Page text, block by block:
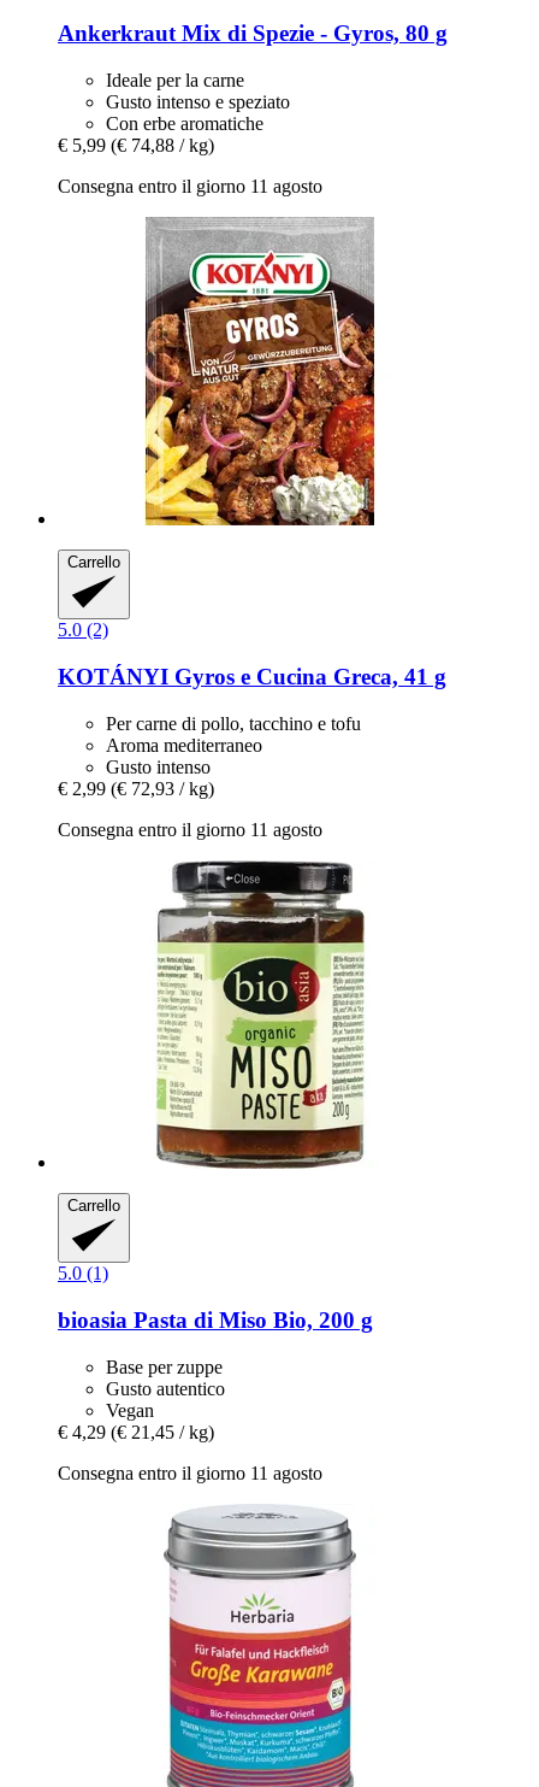
AnkerkrautMix di Spezie -​ Gyros, 80 g
Ideale per la carne
Gusto intenso e speziato
Con erbe aromatiche
€ 5,99 (€ 74,88 / kg)
Consegna entro il giorno 11 agosto
Carrello
5.0 (2)
KOTÁNYI Gyros e Cucina Greca, 41 g
Per carne di pollo, tacchino e tofu
Aroma mediterraneo
Gusto intenso
€ 2,99 (€ 72,93 / kg)
Consegna entro il giorno 11 agosto
Carrello
5.0 (1)
bioasia Pasta di Miso Bio, 200 g
Base per zuppe
Gusto autentico
Vegan
€ 4,29 (€ 21,45 / kg)
Consegna entro il giorno 11 agosto